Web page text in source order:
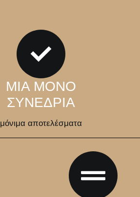
ΜΙΑ ΜΟΝΟ
ΣΥΝΕΔΡΙΑ
μόνιμα αποτελέσματα